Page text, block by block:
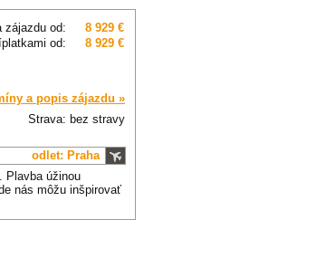
zájazdu od:
8 929 €
od:
8 929 €
a popis zájazdu »
Strava: bez stravy
odlet: Praha
Plavba úžinou
nás môžu inšpirovať